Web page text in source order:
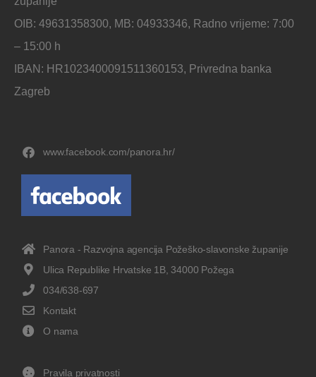
OIB: 49631358300, MB: 04933346, Radno vrijeme: 7:00
– 15:00 h
IBAN: HR1023400091511360153, Privredna banka
Zagreb
www.facebook.com/panora.hr/
Panora - Razvojna agencija Požeško-slavonske županije
Ulica Republike Hrvatske 1B, 34000 Požega
034/638-697
Kontakt
O nama
Pravila privatnosti